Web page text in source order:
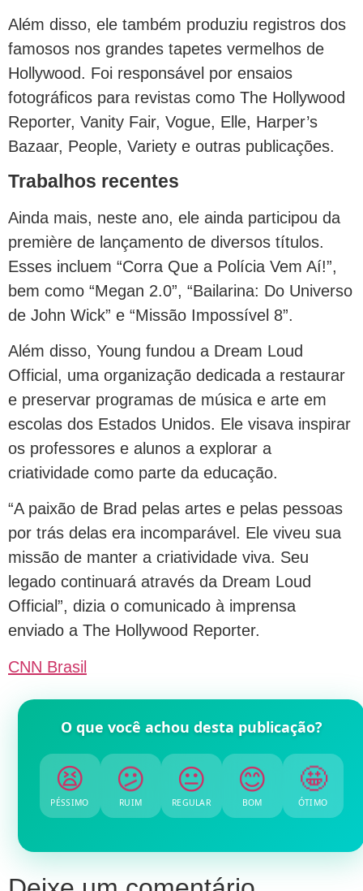
Além disso, ele também produziu registros dos
famosos nos grandes tapetes vermelhos de
Hollywood. Foi responsável por ensaios
fotográficos para revistas como The Hollywood
Reporter, Vanity Fair, Vogue, Elle, Harper’s
Bazaar, People, Variety e outras publicações.
Trabalhos recentes
Ainda mais, neste ano, ele ainda participou da
première de lançamento de diversos títulos.
Esses incluem “Corra Que a Polícia Vem Aí!”,
bem como “Megan 2.0”, “Bailarina: Do Universo
de John Wick” e “Missão Impossível 8”.
Além disso, Young fundou a Dream Loud
Official, uma organização dedicada a restaurar
e preservar programas de música e arte em
escolas dos Estados Unidos. Ele visava inspirar
os professores e alunos a explorar a
criatividade como parte da educação.
“A paixão de Brad pelas artes e pelas pessoas
por trás delas era incomparável. Ele viveu sua
missão de manter a criatividade viva. Seu
legado continuará através da Dream Loud
Official”, dizia o comunicado à imprensa
enviado a The Hollywood Reporter.
CNN Brasil
O que você achou desta publicação?
😫
PÉSSIMO
😕
RUIM
😐
REGULAR
😊
BOM
🤩
ÓTIMO